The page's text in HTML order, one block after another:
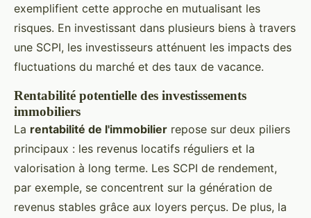
exemplifient cette approche en mutualisant les
risques. En investissant dans plusieurs biens à travers
une SCPI, les investisseurs atténuent les impacts des
fluctuations du marché et des taux de vacance.
Rentabilité potentielle des investissements
immobiliers
La rentabilité de l'immobilier repose sur deux piliers
principaux : les revenus locatifs réguliers et la
valorisation à long terme. Les SCPI de rendement,
par exemple, se concentrent sur la génération de
revenus stables grâce aux loyers perçus. De plus, la